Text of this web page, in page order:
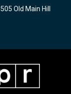
Old Main Hill